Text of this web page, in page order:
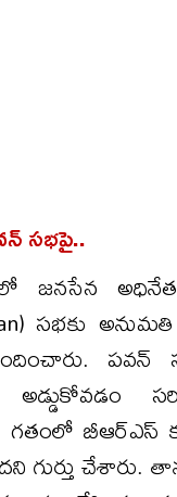
స‌భ‌పై..
జ‌న‌సేన
స‌భ‌కు
ప‌వ‌న్
అడ్డుకోవ‌డం
గతంలో
గుర్తు చేశారు.